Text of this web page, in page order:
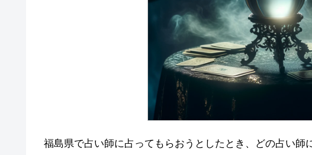
福島県で占い師に占ってもらおうとしたとき、どの占い師